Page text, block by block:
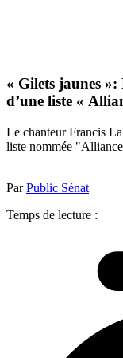
« Gilets jaunes
d’une liste «
Le chanteur Francis
liste nommée
ParPublic Sénat
Temps de lecture :